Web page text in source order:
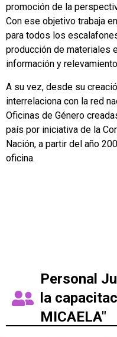
promoción de la
Con ese objetivo trabaja
para todos los
producción de materiales
información y
A su vez, desde su
interrelaciona con la red
Oficinas de Género
país por iniciativa de la
Nación, a partir del año
oficina.
Personal
la
MICAELA"